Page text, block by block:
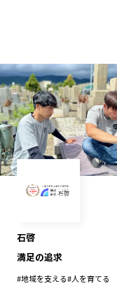
石啓
満足の追求
#地域を支える#人を育てる